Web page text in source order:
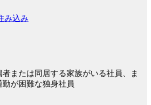
み込み
または同居する家族がいる社員、ま
が困難な独身社員